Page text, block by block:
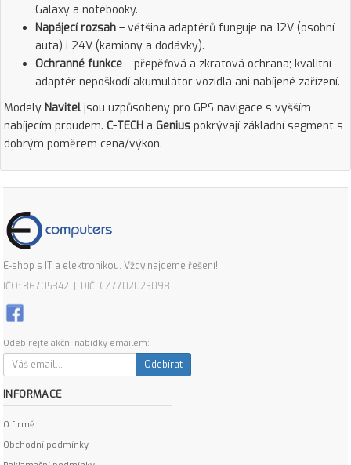
Galaxy a notebooky.
Napájecí rozsah – většina adaptérů funguje na 12V (osobní
auta) i 24V (kamiony a dodávky).
Ochranné funkce – přepěťová a zkratová ochrana; kvalitní
adaptér nepoškodí akumulátor vozidla ani nabíjené zařízení.
Modely Naviteljsou uzpůsobeny pro GPS navigace s vyšším
nabíjecím proudem. C-TECH a Genius pokrývají základní segment s
dobrým poměrem cena/výkon.
E-shop s IT a elektronikou. Vždy najdeme řešení!
IČO: 86705342 | DIČ: CZ7702023098
Odebírejte akční nabídky emailem:
Odebírat
INFORMACE
O firmě
Obchodní podmínky